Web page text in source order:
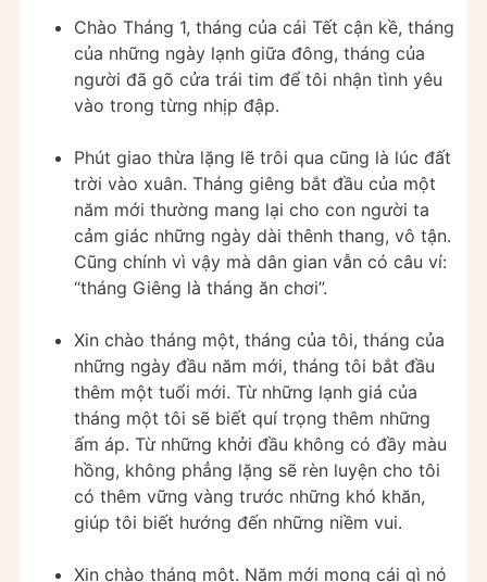
Chào Tháng 1, tháng của cái Tết cận kề, tháng
của những ngày lạnh giữa đông, tháng của
người đã gõ cửa trái tim để tôi nhận tình yêu
vào trong từng nhịp đập.
Phút giao thừa lặng lẽ trôi qua cũng là lúc đất
trời vào xuân. Tháng giêng bắt đầu của một
năm mới thường mang lại cho con người ta
cảm giác những ngày dài thênh thang, vô tận.
Cũng chính vì vậy mà dân gian vẫn có câu ví:
“tháng Giêng là tháng ăn chơi”.
Xin chào tháng một, tháng của tôi, tháng của
những ngày đầu năm mới, tháng tôi bắt đầu
thêm một tuổi mới. Từ những lạnh giá của
tháng một tôi sẽ biết quí trọng thêm những
ấm áp. Từ những khởi đầu không có đầy màu
hồng, không phẳng lặng sẽ rèn luyện cho tôi
có thêm vững vàng trước những khó khăn,
giúp tôi biết hướng đến những niềm vui.
Xin chào tháng một. Năm mới mong cái gì nó